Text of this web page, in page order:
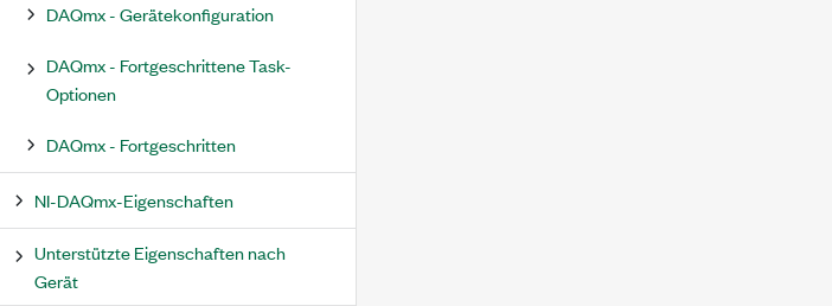
DAQmx - Gerätekonfiguration
DAQmx - Fortgeschrittene Task-
Optionen
DAQmx - Fortgeschritten
NI-DAQmx-Eigenschaften
Unterstützte Eigenschaften nach
Gerät